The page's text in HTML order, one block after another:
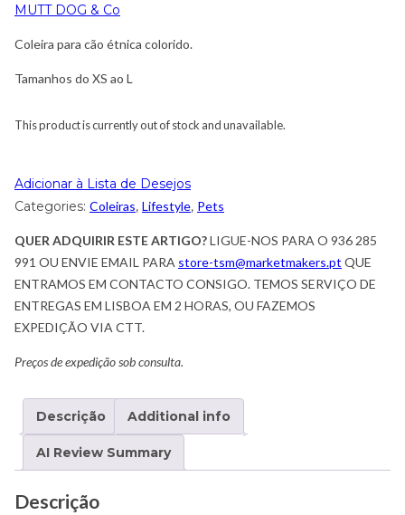
MUTT DOG & Co
Coleira para cão étnica colorido.
Tamanhos do XS ao L
This product is currently out of stock and unavailable.
Adicionar à Lista de Desejos
Categories: Coleiras, Lifestyle, Pets
QUER ADQUIRIR ESTE ARTIGO?LIGUE-NOS PARA O 936 285
991 OU ENVIE EMAIL PARA store-tsm@marketmakers.pt QUE
ENTRAMOS EM CONTACTO CONSIGO. TEMOS SERVIÇO DE
ENTREGAS EM LISBOA EM 2 HORAS, OU FAZEMOS
EXPEDIÇÃO VIA CTT.
Preços de expedição sob consulta.
Descrição Additional info
AI Review Summary
Descrição